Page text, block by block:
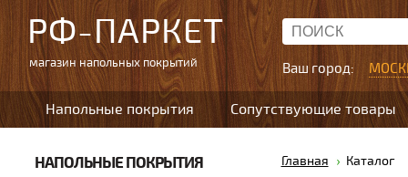
РФ-ПАРКЕТ
магазин напольных покрытий Ваш город:
Напольные покрытия Сопутствующие товары
НАПОЛЬНЫЕ ПОКРЫТИЯ Главная Каталог